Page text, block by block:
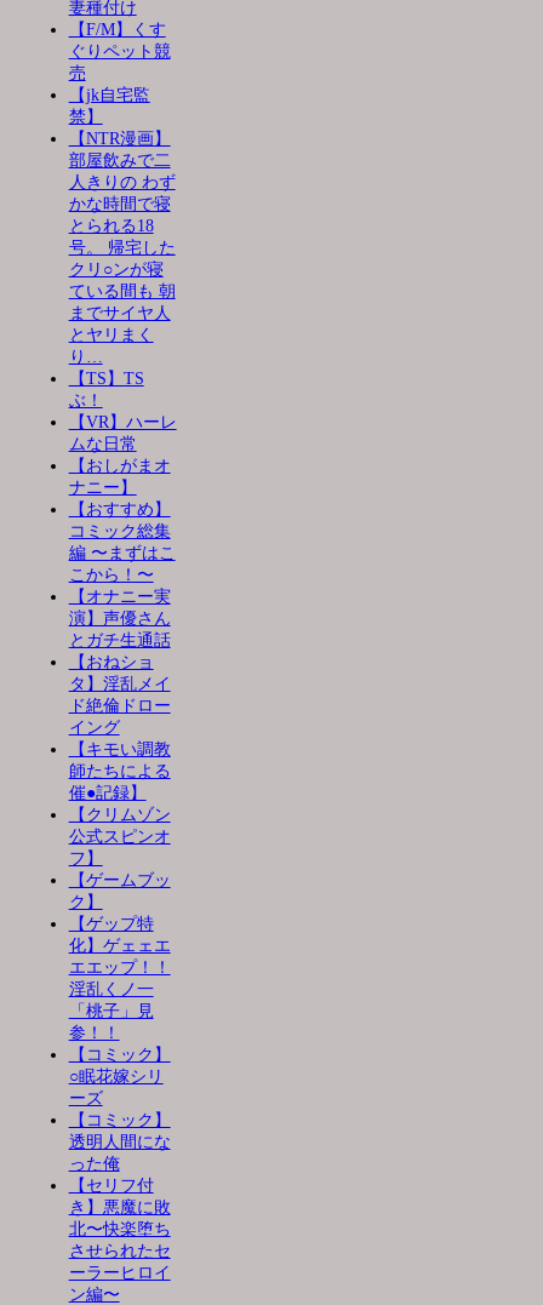
妻種付け
【F/M】くす
ぐりペット競
売
【jk自宅監
禁】
【NTR漫画】
部屋飲みで二
人きりの わず
かな時間で寝
とられる18
号。 帰宅した
クリ○ンが寝
ている間も 朝
までサイヤ人
とヤリまく
り…
【TS】TS
ぶ！
【VR】ハーレ
ムな日常
【おしがまオ
ナニー】
【おすすめ】
コミック総集
編 〜まずはこ
こから！〜
【オナニー実
演】声優さん
とガチ生通話
【おねショ
タ】淫乱メイ
ド絶倫ドロー
イング
【キモい調教
師たちによる
催●記録】
【クリムゾン
公式スピンオ
フ】
【ゲームブッ
ク】
【ゲップ特
化】ゲェェエ
エエップ！！
淫乱くノ一
「桃子」見
参！！
【コミック】
○眠花嫁シリ
ーズ
【コミック】
透明人間にな
った俺
【セリフ付
き】悪魔に敗
北〜快楽堕ち
させられたセ
ーラーヒロイ
ン編〜